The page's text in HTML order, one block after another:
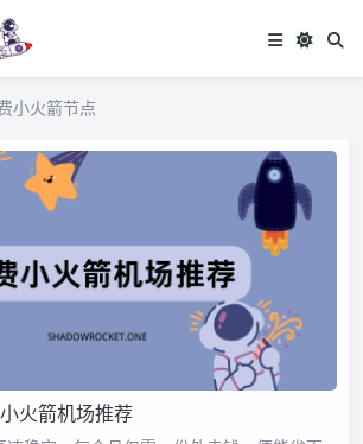
小火箭节点
火箭机场推荐